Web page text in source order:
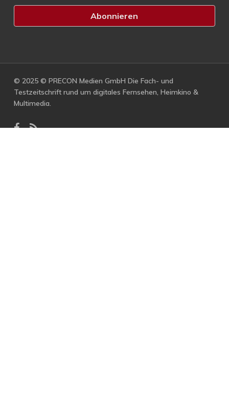
© 2025 © PRECON Medien GmbH Die Fach- und
Testzeitschrift rund um digitales Fernsehen, Heimkino &
Multimedia.
facebook
RSS